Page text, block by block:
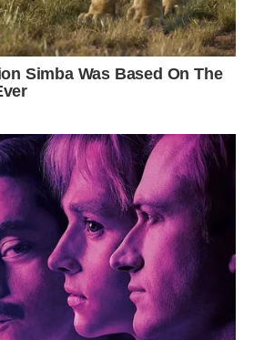
благає.
серці квітують,
дарують.
із неба,
добрий до тебе.
і надію,
мрію!
долі,
серця — любові!
вітати,
до хати,